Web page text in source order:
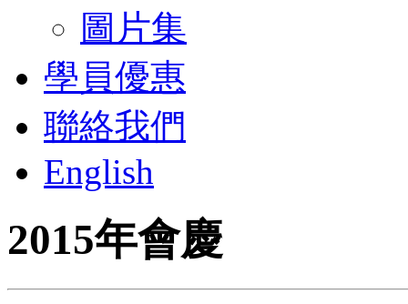
圖片集
學員優惠
聯絡我們
English
2015年會慶